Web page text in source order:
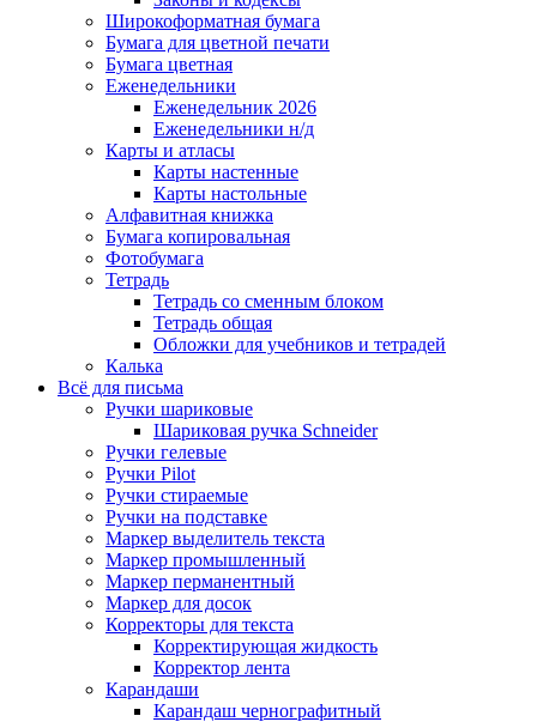
Широкоформатная бумага
Бумага для цветной печати
Бумага цветная
Еженедельники
Еженедельник 2026
Еженедельники н/д
Карты и атласы
Карты настенные
Карты настольные
Алфавитная книжка
Бумага копировальная
Фотобумага
Тетрадь
Тетрадь со сменным блоком
Тетрадь общая
Обложки для учебников и тетрадей
Калька
Всё для письма
Ручки шариковые
Шариковая ручка Schneider
Ручки гелевые
Ручки Pilot
Ручки стираемые
Ручки на подставке
Маркер выделитель текста
Маркер промышленный
Маркер перманентный
Маркер для досок
Корректоры для текста
Корректирующая жидкость
Корректор лента
Карандаши
Карандаш чернографитный